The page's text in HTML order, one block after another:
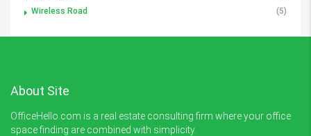
Wireless Road
(5)
About Site
OfficeHello.com is a real estate consulting firm where your office
space finding are combined with simplicity.